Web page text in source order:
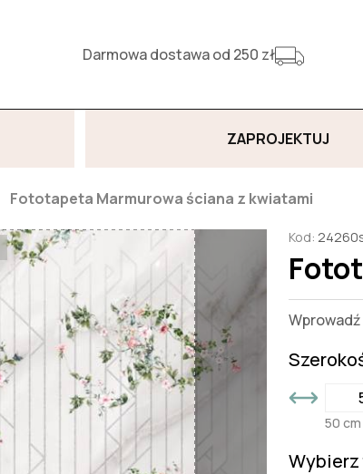
Darmowa dostawa od 250 zł
ZAPROJEKTUJ
Fototapeta Marmurowa ściana z kwiatami
Kod:
50